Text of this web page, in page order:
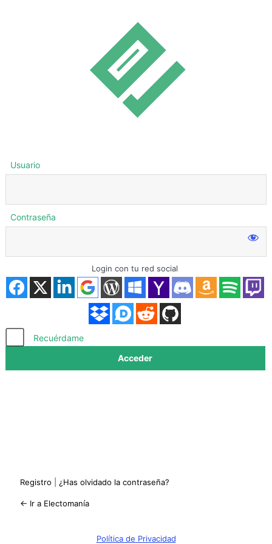
Acceder
Usuario
Contraseña
Login con tu red social
Recuérdame
Registro ¿Has olvidado la contraseña?
← Ir a Electomanía
Política de Privacidad